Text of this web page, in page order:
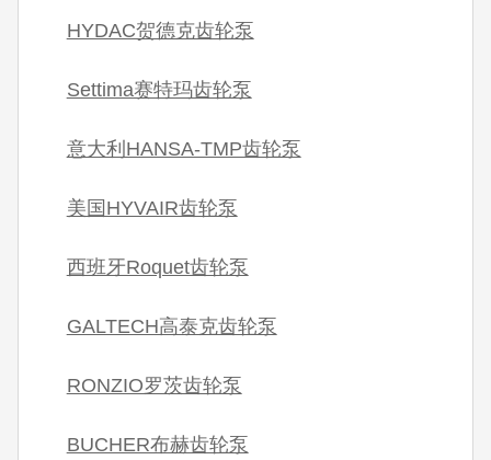
HYDAC贺德克齿轮泵
Settima赛特玛齿轮泵
意大利HANSA-TMP齿轮泵
美国HYVAIR齿轮泵
西班牙Roquet齿轮泵
GALTECH高泰克齿轮泵
RONZIO罗茨齿轮泵
BUCHER布赫齿轮泵